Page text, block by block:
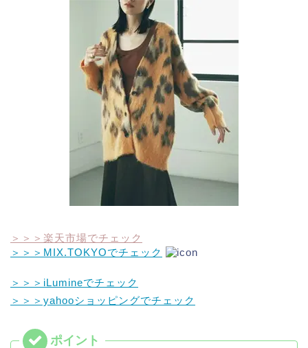
＞＞＞楽天市場でチェック
＞＞＞MIX.TOKYOでチェック
＞＞＞iLumineでチェック
＞＞＞yahooショッピングでチェック